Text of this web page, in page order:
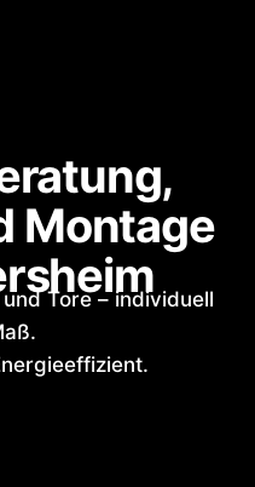
Montage
Tore – individuell